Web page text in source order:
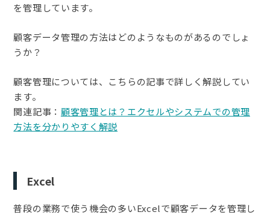
を管理しています。
顧客データ管理の方法はどのようなものがあるのでしょ
うか？
顧客管理については、こちらの記事で詳しく解説してい
ます。
関連記事： 顧客管理とは？エクセルやシステムでの管理
方法を分かりやすく解説
Excel
普段の業務で使う機会の多いExcelで顧客データを管理し